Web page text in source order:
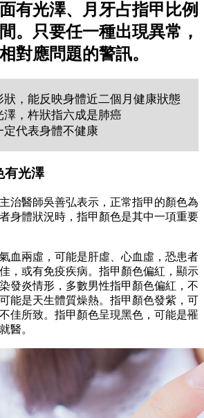
有光澤、月牙占指甲比例
。只要任一種出現異常，
對應問題的警訊。
狀，能反映身體近二個月健康狀態
澤，杵狀指六成是肺癌
定代表身體不健康
有光澤
治醫師吳善弘表示，正常指甲的顏色為
身體狀況時，指甲顏色是其中一項重要
血兩虛，可能是肝虛、心血虛，恐患者
，或有免疫疾病。指甲顏色偏紅，顯示
發炎情形，多數男性指甲顏色偏紅，不
能是天生體質燥熱。指甲顏色發紫，可
佳所致。指甲顏色呈現黑色，可能是罹
醫。